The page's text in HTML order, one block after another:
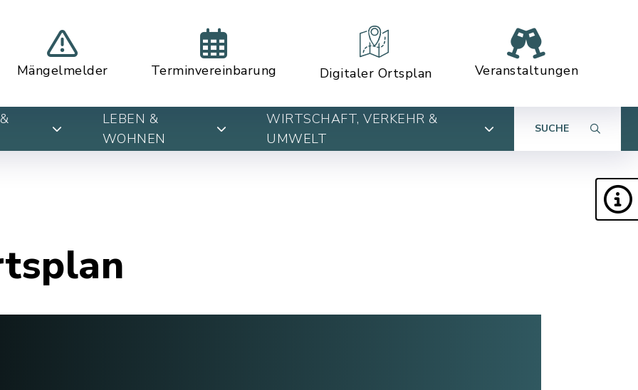
Mängelmelder Terminvereinbarung Digitaler Ortsplan Veranstaltungen
LEBEN &
WOHNEN
WIRTSCHAFT, VERKEHR &
UMWELT
SUCHE